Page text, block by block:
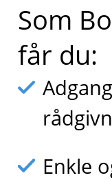
Som
får du:
Enkle